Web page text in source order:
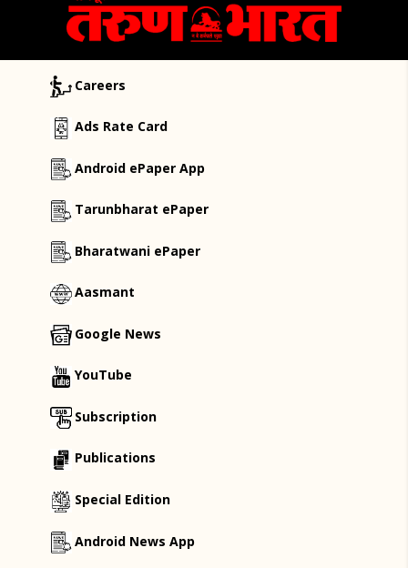
Careers
Ads Rate Card
Android ePaper App
Tarunbharat ePaper
Bharatwani ePaper
Aasmant
Google News
YouTube
Subscription
Publications
Special Edition
Android News App